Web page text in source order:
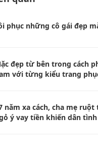
phục những cô gái đẹp
đẹp từ bên trong cách
với từng kiểu trang
năm xa cách, cha mẹ
ý vay tiền khiến dân